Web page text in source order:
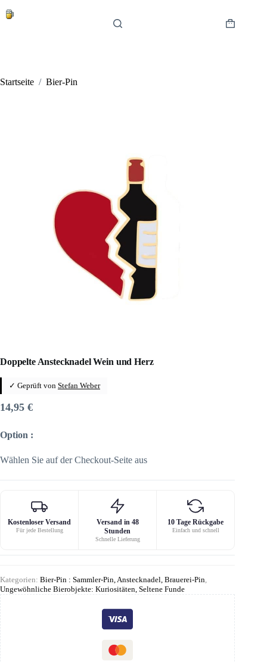
Inhalt
Warenkorb
Startseite / Bier-Pin
Doppelte Anstecknadel Wein und Herz
✓ Geprüft von Stefan Weber
14,95 €
Option :
Wählen Sie auf der Checkout-Seite aus
Kostenloser Versand
Für jede Bestellung
Versand in 48
Stunden
Schnelle Lieferung
10 Tage Rückgabe
Einfach und schnell
Kategorien: Bier-Pin : Sammler-Pin, Anstecknadel, Brauerei-Pin
Ungewöhnliche Bierobjekte: Kuriositäten, Seltene Funde